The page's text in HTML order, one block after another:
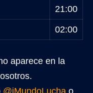
21:00
02:00
aparece en la
@iMundoLucha o